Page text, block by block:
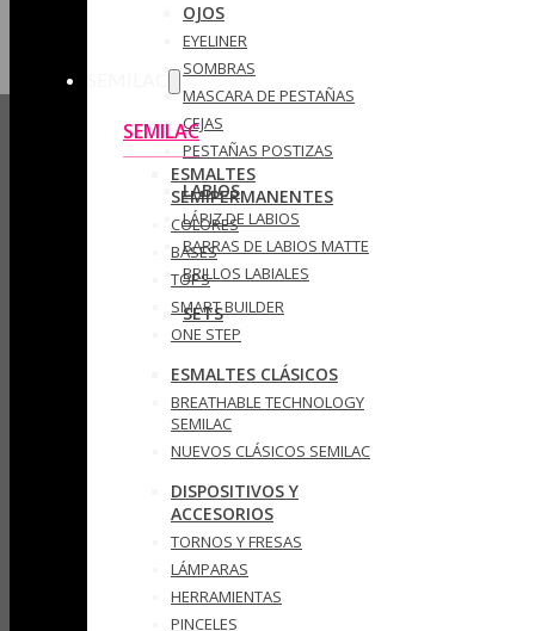
OJOS
EYELINER
SOMBRAS
MASCARA DE PESTAÑAS
CEJAS
PESTAÑAS POSTIZAS
LABIOS
LÁPIZ DE LABIOS
BARRAS DE LABIOS MATTE
BRILLOS LABIALES
SETS
SEMILAC
ESMALTES
SEMIPERMANENTES
COLORES
BASES
TOPS
SMART BUILDER
ONE STEP
ESMALTES CLÁSICOS
BREATHABLE TECHNOLOGY
SEMILAC
NUEVOS CLÁSICOS SEMILAC
DISPOSITIVOS Y
ACCESORIOS
TORNOS Y FRESAS
LÁMPARAS
HERRAMIENTAS
PINCELES